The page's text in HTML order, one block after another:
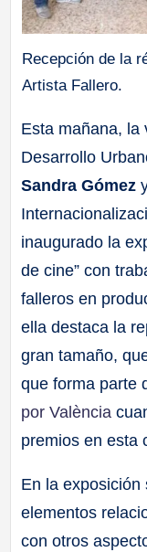
Recepción de la
Artista Fallero.
Esta mañana, la
Desarrollo
Sandra Gómez
inaugurado la
de cine” con
falleros en
ella destaca la
gran tamaño,
que forma parte
por València
premios en esta
En la exposición
elementos
con otros